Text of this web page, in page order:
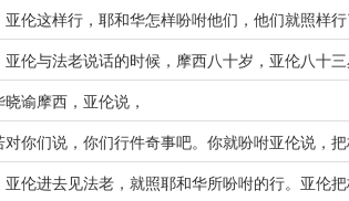
亚伦这样行，耶和华怎样吩咐他们，他们就照样行
亚伦与法老说话的时候，摩西八十岁，亚伦八十三
谕摩西，亚伦说，
对你们说，你们行件奇事吧。你就吩咐亚伦说，
亚伦进去见法老，就照耶和华所吩咐的行。亚伦